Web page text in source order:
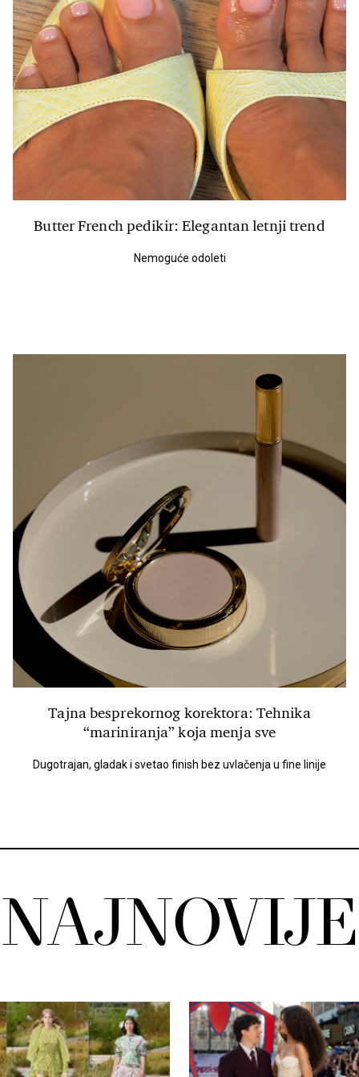
Butter French pedikir: Elegantan letnji trend
Nemoguće odoleti
Tajna besprekornog korektora: Tehnika
“mariniranja” koja menja sve
Dugotrajan, gladak i svetao finish bez uvlačenja u fine linije
NAJNOVIJE